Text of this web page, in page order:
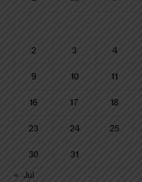
2 3 4
9 10 11
16 17 18
23 24 25
30
31
« Jul